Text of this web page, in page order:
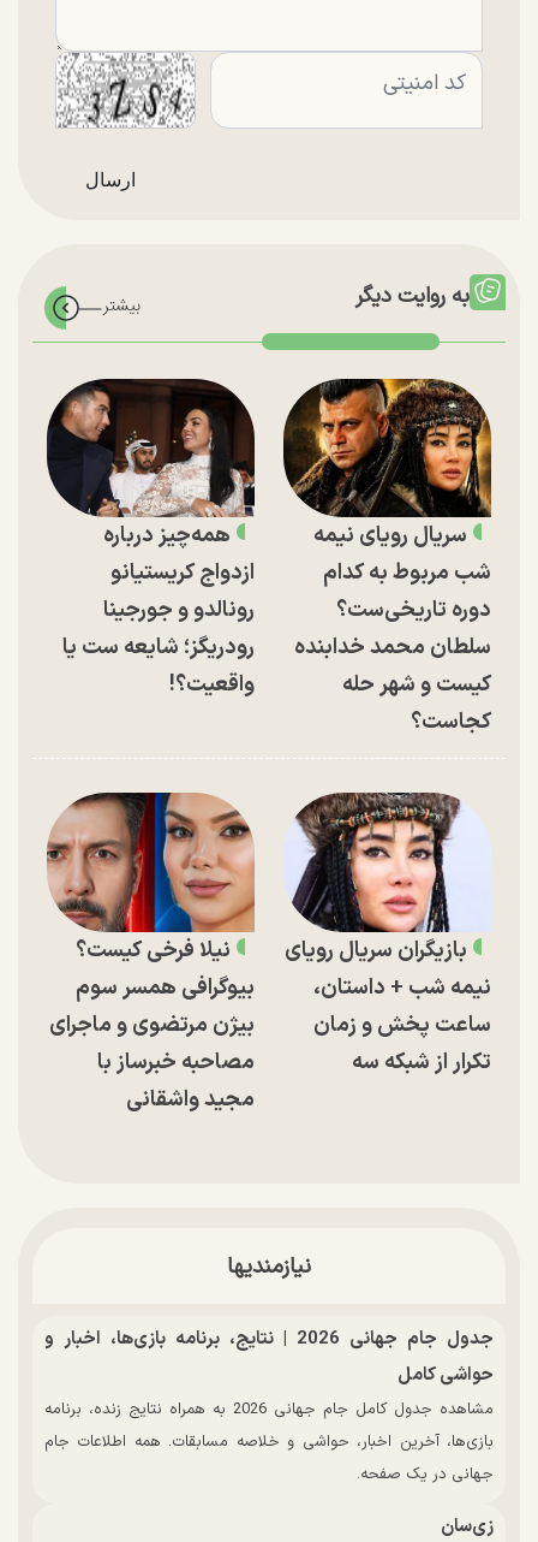
به روایت دیگر
سریال رویای نیمه
شب مربوط به کدام
دوره تاریخی‌ست؟
سلطان محمد خدابنده
کیست و شهر حله
کجاست؟
همه‌چیز درباره
ازدواج کریستیانو
رونالدو و جورجینا
رودریگز؛ شایعه ست یا
واقعیت؟!
بازیگران سریال رویای
نیمه شب + داستان،
ساعت پخش و زمان
تکرار از شبکه سه
نیلا فرخی کیست؟
بیوگرافی همسر سوم
بیژن مرتضوی و ماجرای
مصاحبه خبرساز با
مجید واشقانی
نیازمندیها
جدول جام جهانی 2026 | نتایج، برنامه بازی‌ها، اخبار و
حواشی کامل
مشاهده جدول کامل جام جهانی 2026 به همراه نتایج زنده، برنامه
بازی‌ها، آخرین اخبار، حواشی و خلاصه مسابقات. همه اطلاعات جام
جهانی در یک صفحه.
زی‌سان